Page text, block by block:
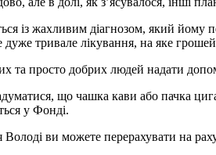
із жахливим діагнозом, який йому
тривале лікування, на яке
та просто добрих людей надати
що чашка кави або пачка
у Фонді.
ви можете перерахувати на